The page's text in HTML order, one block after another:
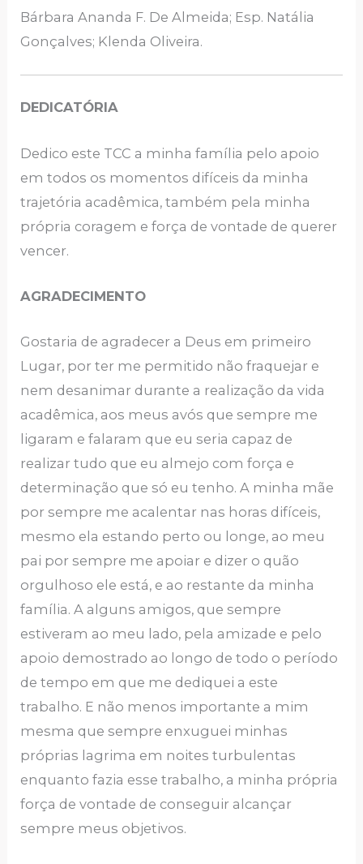
Bárbara Ananda F. De Almeida; Esp. Natália
Gonçalves; Klenda Oliveira.
DEDICATÓRIA
Dedico este TCC a minha família pelo apoio
em todos os momentos difíceis da minha
trajetória acadêmica, também pela minha
própria coragem e força de vontade de querer
vencer.
AGRADECIMENTO
Gostaria de agradecer a Deus em primeiro
Lugar, por ter me permitido não fraquejar e
nem desanimar durante a realização da vida
acadêmica, aos meus avós que sempre me
ligaram e falaram que eu seria capaz de
realizar tudo que eu almejo com força e
determinação que só eu tenho. A minha mãe
por sempre me acalentar nas horas difíceis,
mesmo ela estando perto ou longe, ao meu
pai por sempre me apoiar e dizer o quão
orgulhoso ele está, e ao restante da minha
família. A alguns amigos, que sempre
estiveram ao meu lado, pela amizade e pelo
apoio demostrado ao longo de todo o período
de tempo em que me dediquei a este
trabalho. E não menos importante a mim
mesma que sempre enxuguei minhas
próprias lagrima em noites turbulentas
enquanto fazia esse trabalho, a minha própria
força de vontade de conseguir alcançar
sempre meus objetivos.